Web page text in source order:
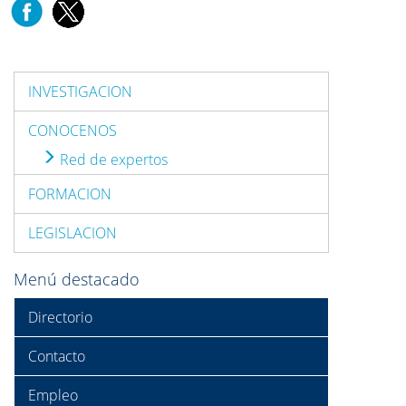
INVESTIGACION
CONOCENOS
Red de expertos
FORMACION
LEGISLACION
Menú destacado
Directorio
Contacto
Empleo